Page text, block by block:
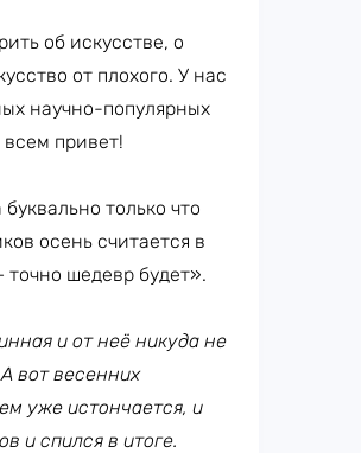
об искусстве, о
от плохого. У нас
научно-популярных
привет!
только что
осень считается в
шедевр будет».
и от неё никуда не
вот весенних
уже истончается, и
и спился в итоге.